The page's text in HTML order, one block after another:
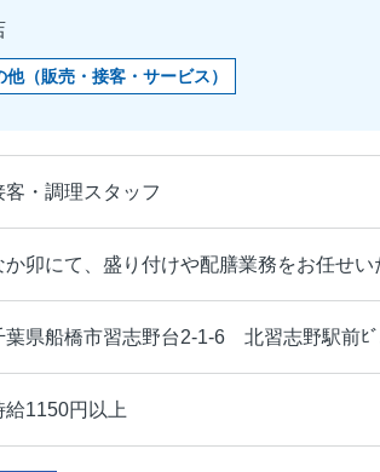
他（販売・接客・サービス）
客・調理スタッフ
か卯にて、盛り付けや配膳業務をお任せい
葉県船橋市習志野台2-1-6 北習志野駅前ﾋ
給1150円以上